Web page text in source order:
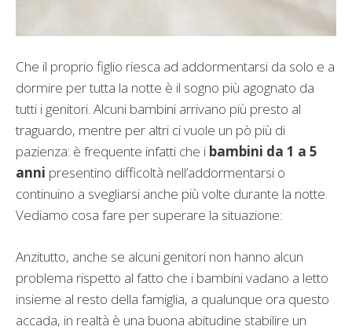
Che il proprio figlio riesca ad addormentarsi da solo e a
dormire per tutta la notte è il sogno più agognato da
tutti i genitori. Alcuni bambini arrivano più presto al
traguardo, mentre per altri ci vuole un pò più di
pazienza: è frequente infatti che i bambini da 1 a 5
anni presentino difficoltà nell’addormentarsi o
continuino a svegliarsi anche più volte durante la notte.
Vediamo cosa fare per superare la situazione:
Anzitutto, anche se alcuni genitori non hanno alcun
problema rispetto al fatto che i bambini vadano a letto
insieme al resto della famiglia, a qualunque ora questo
accada, in realtà è una buona abitudine stabilire un